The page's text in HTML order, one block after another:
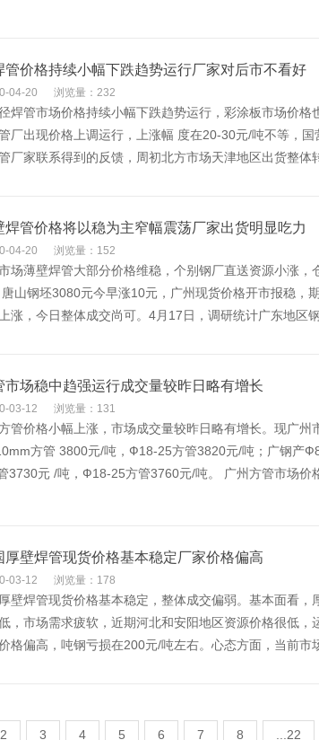
管价格持续小幅下跌趋势运行厂家对后市不看好
04-20 浏览量：232
焊管市场价格持续小幅下跌趋势运行，彩涂板市场价
厂出现价格上调运行，上涨幅 度在20-30元/吨不等，国
厂家联系得到的反馈，周初北方市场天津地区出货整体
焊管价格将以稳为主窄幅震荡厂家出货明显吃力
04-20 浏览量：152
场薄壁焊管大部分价格维稳，个别钢厂直送资源小涨，
山钢坯3080元今早涨10元，广州现货价格开市报稳，
涨，今日整体成交尚可。4月17日，调研统计广东地区
市场稳中趋强运行成交量较昨日略有增长
03-12 浏览量：131
管价格小幅上涨，市场成交量较昨日略有增长。现广
方管 3800元/吨，Ф18-25方管3820元/吨；广钢产
3730元 /吨，Ф18-25方管3760元/吨。 广州方管市场价
厚壁焊管现货价格基本稳定厂家价格偏高
03-12 浏览量：178
壁焊管现货价格基本稳定，整体成交偏弱。基本面看
，市场需求疲软，近期河北和安阳地区资源价格很低
格偏高，吨钢亏损在200元/吨左右。心态方面，当前市
2 3 4 5 6 7 8 ...22